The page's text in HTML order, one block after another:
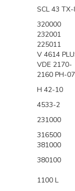
SCL 43
320000
232001
225011
V 4614
VDE 2170-
2160 PH-
H 42-10
4533-2
231000
316500
381000
380100
1100 L